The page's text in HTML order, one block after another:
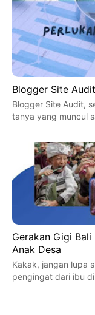
Blogger Site
Blogger Site Audit,
tanya yang muncul
Gerakan Gigi
Anak Desa
Kakak, jangan lupa
pengingat dari ibu